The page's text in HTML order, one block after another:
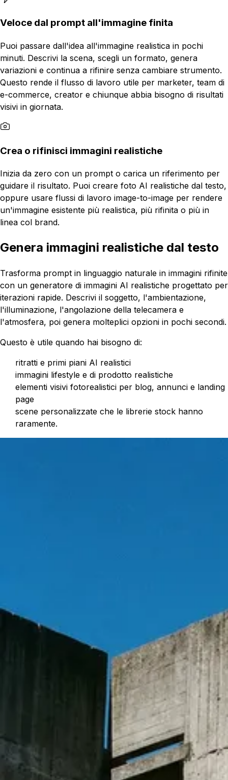
Veloce dal prompt all'immagine finita
Puoi passare dall'idea all'immagine realistica in pochi
minuti. Descrivi la scena, scegli un formato, genera
variazioni e continua a rifinire senza cambiare strumento.
Questo rende il flusso di lavoro utile per marketer, team di
e-commerce, creator e chiunque abbia bisogno di risultati
visivi in giornata.
Crea o rifinisci immagini realistiche
Inizia da zero con un prompt o carica un riferimento per
guidare il risultato. Puoi creare foto AI realistiche dal testo,
oppure usare flussi di lavoro image-to-image per rendere
un'immagine esistente più realistica, più rifinita o più in
linea col brand.
Genera immagini realistiche dal testo
Trasforma prompt in linguaggio naturale in immagini rifinite
con un generatore di immagini AI realistiche progettato per
iterazioni rapide. Descrivi il soggetto, l'ambientazione,
l'illuminazione, l'angolazione della telecamera e
l'atmosfera, poi genera molteplici opzioni in pochi secondi.
Questo è utile quando hai bisogno di:
ritratti e primi piani AI realistici
immagini lifestyle e di prodotto realistiche
elementi visivi fotorealistici per blog, annunci e landing
page
scene personalizzate che le librerie stock hanno
raramente.